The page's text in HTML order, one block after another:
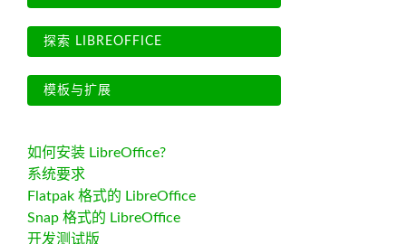
探索 LIBREOFFICE
模板与扩展
如何安装 LibreOffice?
系统要求
Flatpak 格式的 LibreOffice
Snap 格式的 LibreOffice
开发测试版